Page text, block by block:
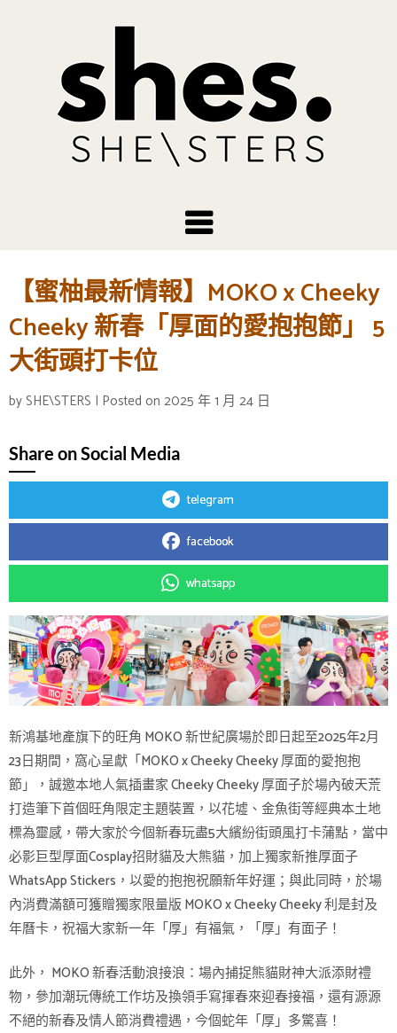
【蜜柚最新情報】MOKO x Cheeky
Cheeky 新春「厚面的愛抱抱節」 5
大街頭打卡位
by SHE\STERS | Posted on 2025 年 1 月 24 日
Share on Social Media
telegram
facebook
whatsapp
新鴻基地產旗下的旺角 MOKO 新世紀廣場於即日起至2025年2月
23日期間，窩心呈獻「MOKO x Cheeky Cheeky 厚面的愛抱抱
節」，誠邀本地人氣插畫家 Cheeky Cheeky 厚面子於場內破天荒
打造筆下首個旺角限定主題裝置，以花墟、金魚街等經典本土地
標為靈感，帶大家於今個新春玩盡5大繽紛街頭風打卡蒲點，當中
必影巨型厚面Cosplay招財貓及大熊貓，加上獨家新推厚面子
WhatsApp Stickers，以愛的抱抱祝願新年好運；與此同時，於場
內消費滿額可獲贈獨家限量版 MOKO x Cheeky Cheeky 利是封及
年曆卡，祝福大家新一年「厚」有福氣，「厚」有面子！
此外， MOKO 新春活動浪接浪：場內捕捉熊貓財神大派添財禮
物，參加潮玩傳統工作坊及換領手寫揮春來迎春接福，還有源源
不絕的新春及情人節消費禮遇，今個蛇年「厚」多驚喜！